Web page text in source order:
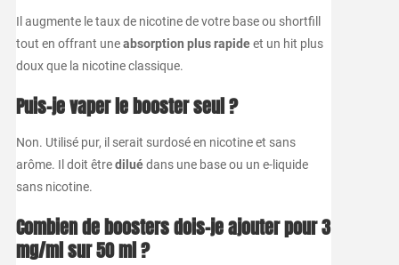
Il augmente le taux de nicotine de votre base ou shortfill
tout en offrant uneabsorption plus rapideet un hit plus
doux que la nicotine classique.
Puis-je vaper le booster seul ?
Non. Utilisé pur, il serait surdosé en nicotine et sans
arôme. Il doit êtrediluédans une base ou un e-liquide
sans nicotine.
Combien de boosters dois-je ajouter pour 3
mg/ml sur 50 ml ?